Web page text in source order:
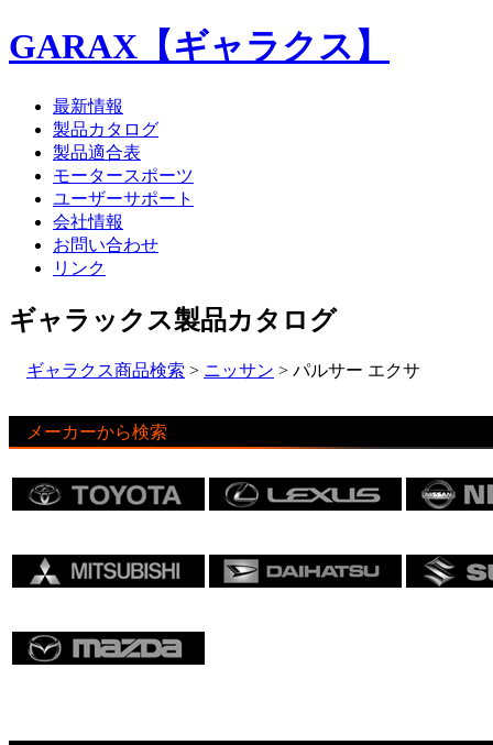
GARAX【ギャラクス】
最新情報
製品カタログ
製品適合表
モータースポーツ
ユーザーサポート
会社情報
お問い合わせ
リンク
ギャラックス製品カタログ
ギャラクス商品検索 > ニッサン > パルサー エクサ
メーカーから検索